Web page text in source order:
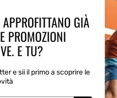
GIÀ
PROMOZIONI
E TU?
e sii il primo a scoprire le